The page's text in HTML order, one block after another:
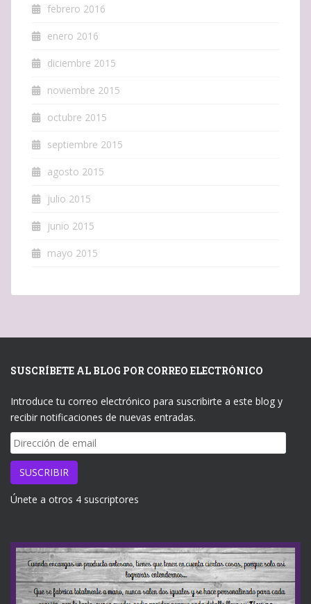
febrero 2016
enero 2016
diciembre 2015
noviembre 2015
octubre 2015
septiembre 2015
agosto 2015
julio 2015
junio 2015
mayo 2015
SUSCRÍBETE AL BLOG POR CORREO ELECTRÓNICO
Introduce tu correo electrónico para suscribirte a este blog y
recibir notificaciones de nuevas entradas.
Dirección
de
email
SUSCRIBIR
Únete a otros 4 suscriptores